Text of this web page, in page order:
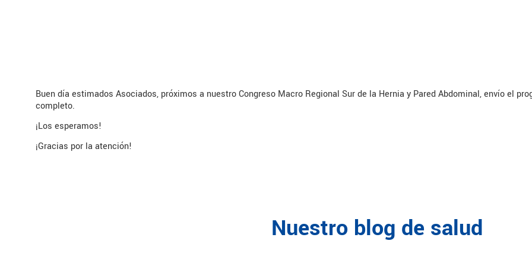
Buen día estimados Asociados, próximos a nuestro Congreso Macro Regional Sur de la Hernia y Pared Abdominal, envío el
completo.
¡Los esperamos!
¡Gracias por la atención!
Nuestro blog de salud